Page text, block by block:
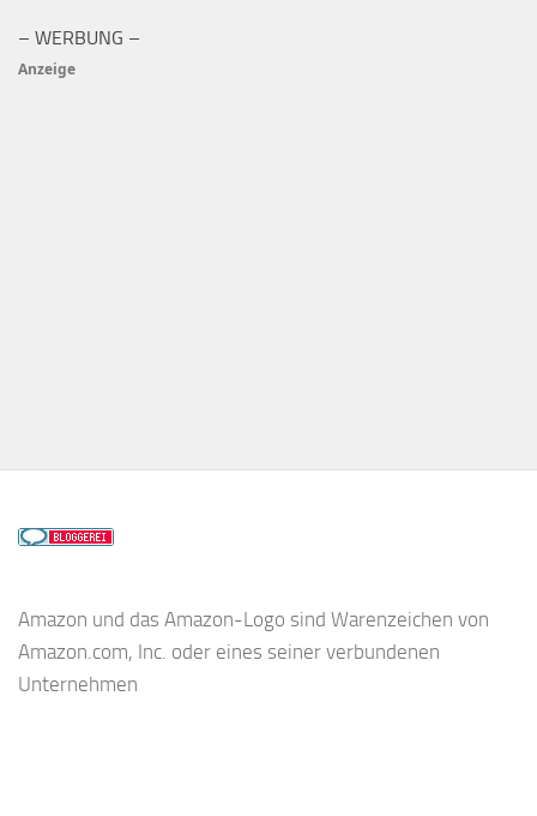
– WERBUNG –
Anzeige
Amazon und das Amazon-Logo sind Warenzeichen von
Amazon.com, Inc. oder eines seiner verbundenen
Unternehmen